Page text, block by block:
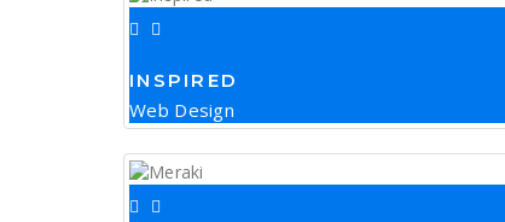
INSPIRED
Web Design